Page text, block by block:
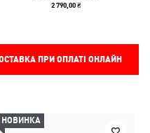
2 790,00 ₴
ПРИ ОПЛАТІ ОНЛАЙН
НОВИНКА